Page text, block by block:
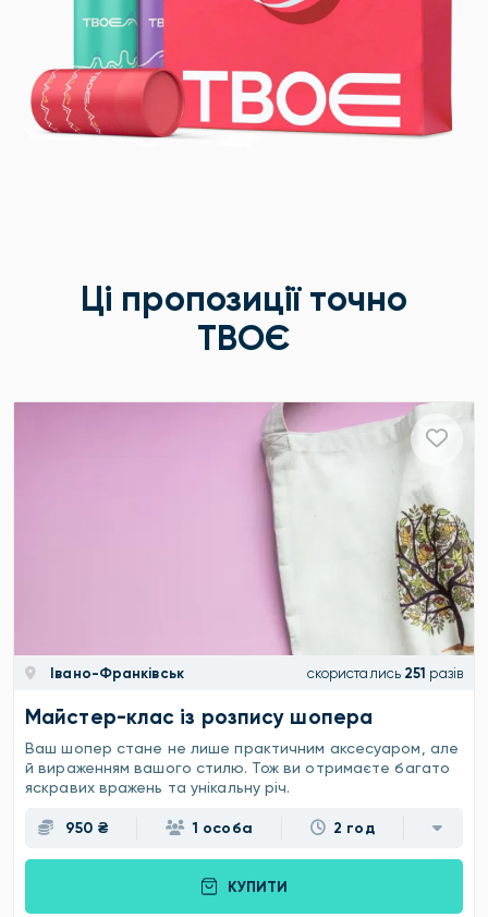
Ці пропозиції точно
ТВОЄ
Івано-Франківськ скористались 251 разів
Майстер-клас із розпису шопера
Ваш шопер стане не лише практичним аксесуаром, але
й вираженням вашого стилю. Тож ви отримаєте багато
яскравих вражень та унікальну річ.
950 ₴ 1 особа 2 год
КУПИТИ